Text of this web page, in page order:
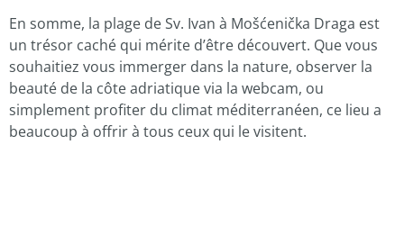
En somme, la plage de Sv. Ivan à Mošćenička Draga est
un trésor caché qui mérite d’être découvert. Que vous
souhaitiez vous immerger dans la nature, observer la
beauté de la côte adriatique via la webcam, ou
simplement profiter du climat méditerranéen, ce lieu a
beaucoup à offrir à tous ceux qui le visitent.